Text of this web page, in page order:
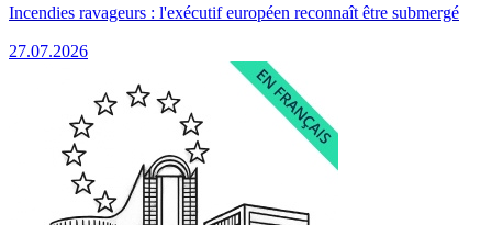
Incendies ravageurs : l'exécutif européen reconnaît être submergé
27.07.2026